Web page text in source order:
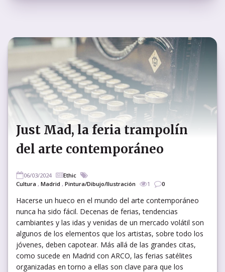
Just Mad, la feria trampolín
del arte contemporáneo
06/03/2024
Ethic
Cultura , Madrid , Pintura/Dibujo/Ilustración 1 0
Hacerse un hueco en el mundo del arte contemporáneo
nunca ha sido fácil. Decenas de ferias, tendencias
cambiantes y las idas y venidas de un mercado volátil son
algunos de los elementos que los artistas, sobre todo los
jóvenes, deben capotear. Más allá de las grandes citas,
como sucede en Madrid con ARCO, las ferias satélites
organizadas en torno a ellas son clave para que los